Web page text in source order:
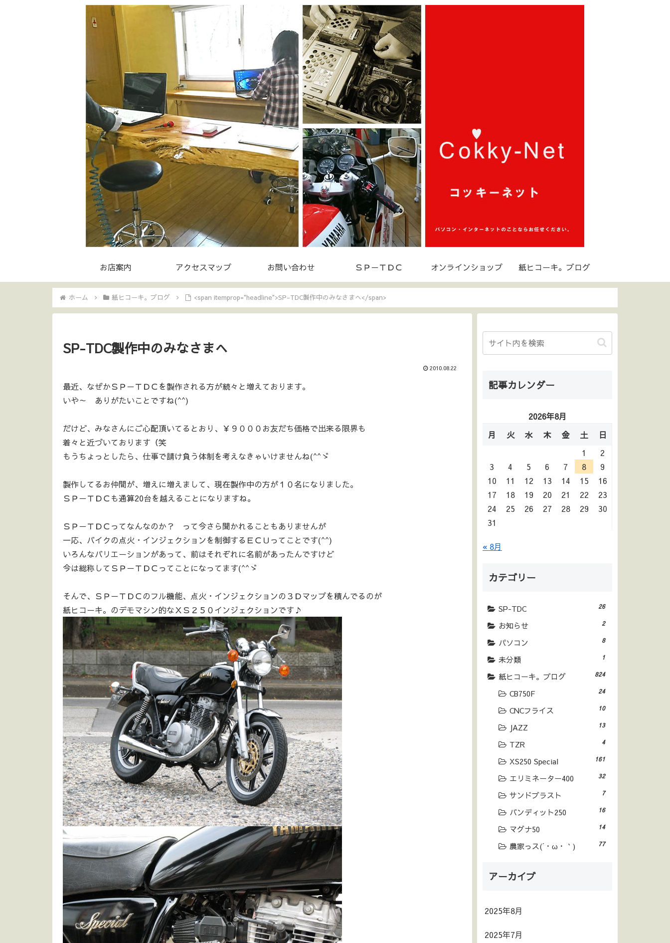
お店案内 アクセスマップ お問い合わせ ＳＰ－ＴＤＣ オンラインショップ 紙ヒコーキ。ブログ
ホーム 紙ヒコーキ。ブログ <span itemprop="headline">SP-TDC製作中のみなさまへ</span>
SP-TDC製作中のみなさまへ
2010.08.22
最近、なぜかＳＰ－ＴＤＣを製作される方が続々と増えております。
いや～ ありがたいことですね(^^)
だけど、みなさんにご心配頂いてるとおり、￥９０００お友だち価格で出来る限界も
着々と近づいております（笑
もうちょっとしたら、仕事で請け負う体制を考えなきゃいけませんね(^^ゞ
製作してるお仲間が、増えに増えまして、現在製作中の方が１０名になりました。
ＳＰ－ＴＤＣも通算20台を越えることになりますね。
ＳＰ－ＴＤＣってなんなのか？ って今さら聞かれることもありませんが
一応、バイクの点火・インジェクションを制御するＥＣＵってことです(^^)
いろんなバリエーションがあって、前はそれぞれに名前があったんですけど
今は総称してＳＰ－ＴＤＣってことになってます(^^ゞ
そんで、ＳＰ－ＴＤＣのフル機能、点火・インジェクションの３Ｄマップを積んでるのが
紙ヒコーキ。のデモマシン的なＸＳ２５０インジェクションです♪
記事カレンダー
2026年8月
月
火 水 木 金 土
日
1
2
3
4 5 6 7 8
9
10
11 12 13 14 15
16
17
18 19 20 21 22
23
24
25 26 27 28 29
30
31
« 8月
カテゴリー
SP-TDC 26
お知らせ 2
パソコン 8
未分類 1
紙ヒコーキ。ブログ 824
CB750F 24
CNCフライス 10
JAZZ 13
TZR 4
XS250 Special 161
エリミネーター400 32
サンドブラスト 7
バンディット250 16
マグナ50 14
農家っス(´・ω・｀) 77
アーカイブ
2025年8月
2025年7月